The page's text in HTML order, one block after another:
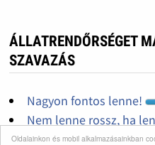
Oldalainkon és mobil alkalmazásainkban
ÁLLATRENDŐRSÉGET
SZAVAZÁS
Nagyon fontos lenne!
Nem lenne rossz, ha
Nincs állatkínzás...